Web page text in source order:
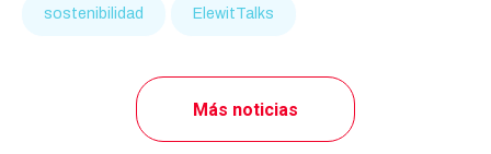
sostenibilidad ElewitTalks
Más noticias